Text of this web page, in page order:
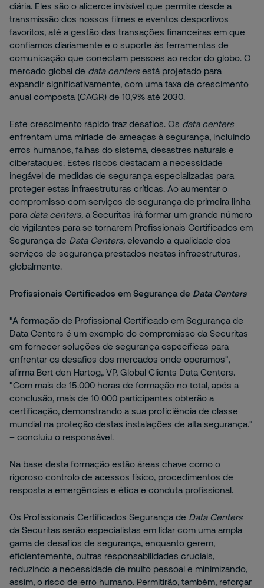
diária. Eles são o alicerce invisível que permite desde a
transmissão dos nossos filmes e eventos desportivos
favoritos, até a gestão das transações financeiras em que
confiamos diariamente e o suporte às ferramentas de
comunicação que conectam pessoas ao redor do globo. O
mercado global de data centers está projetado para
expandir significativamente, com uma taxa de crescimento
anual composta (CAGR) de 10,9% até 2030.
Este crescimento rápido traz desafios. Os data centers
enfrentam uma miríade de ameaças à segurança, incluindo
erros humanos, falhas do sistema, desastres naturais e
ciberataques. Estes riscos destacam a necessidade
inegável de medidas de segurança especializadas para
proteger estas infraestruturas críticas. Ao aumentar o
compromisso com serviços de segurança de primeira linha
para data centers, a Securitas irá formar um grande número
de vigilantes para se tornarem Profissionais Certificados em
Segurança de Data Centers, elevando a qualidade dos
serviços de segurança prestados nestas infraestruturas,
globalmente.
Profissionais Certificados em Segurança de Data Centers
"A formação de Profissional Certificado em Segurança de
Data Centers é um exemplo do compromisso da Securitas
em fornecer soluções de segurança específicas para
enfrentar os desafios dos mercados onde operamos",
afirma Bert den Hartog,, VP, Global Clients Data Centers.
"Com mais de 15.000 horas de formação no total, após a
conclusão, mais de 10 000 participantes obterão a
certificação, demonstrando a sua proficiência de classe
mundial na proteção destas instalações de alta segurança."
– concluiu o responsável.
Na base desta formação estão áreas chave como o
rigoroso controlo de acessos físico, procedimentos de
resposta a emergências e ética e conduta profissional.
Os Profissionais Certificados Segurança de Data Centers
da Securitas serão especialistas em lidar com uma ampla
gama de desafios de segurança, enquanto gerem,
eficientemente, outras responsabilidades cruciais,
reduzindo a necessidade de muito pessoal e minimizando,
assim, o risco de erro humano. Permitirão, também, reforçar